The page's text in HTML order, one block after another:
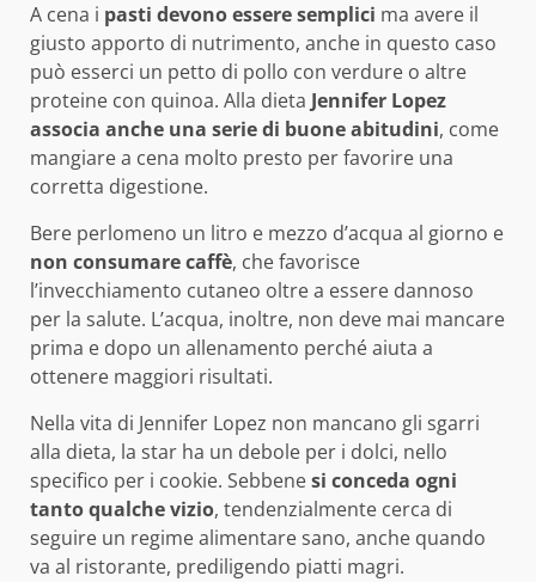
A cena i pasti devono essere semplici ma avere il
giusto apporto di nutrimento, anche in questo caso
può esserci un petto di pollo con verdure o altre
proteine con quinoa. Alla dieta Jennifer Lopez
associa anche una serie di buone abitudini, come
mangiare a cena molto presto per favorire una
corretta digestione.
Bere perlomeno un litro e mezzo d’acqua al giorno e
non consumare caffè, che favorisce
l’invecchiamento cutaneo oltre a essere dannoso
per la salute. L’acqua, inoltre, non deve mai mancare
prima e dopo un allenamento perché aiuta a
ottenere maggiori risultati.
Nella vita di Jennifer Lopez non mancano gli sgarri
alla dieta, la star ha un debole per i dolci, nello
specifico per i cookie. Sebbenesi conceda ogni
tanto qualche vizio, tendenzialmente cerca di
seguire un regime alimentare sano, anche quando
va al ristorante, prediligendo piatti magri.